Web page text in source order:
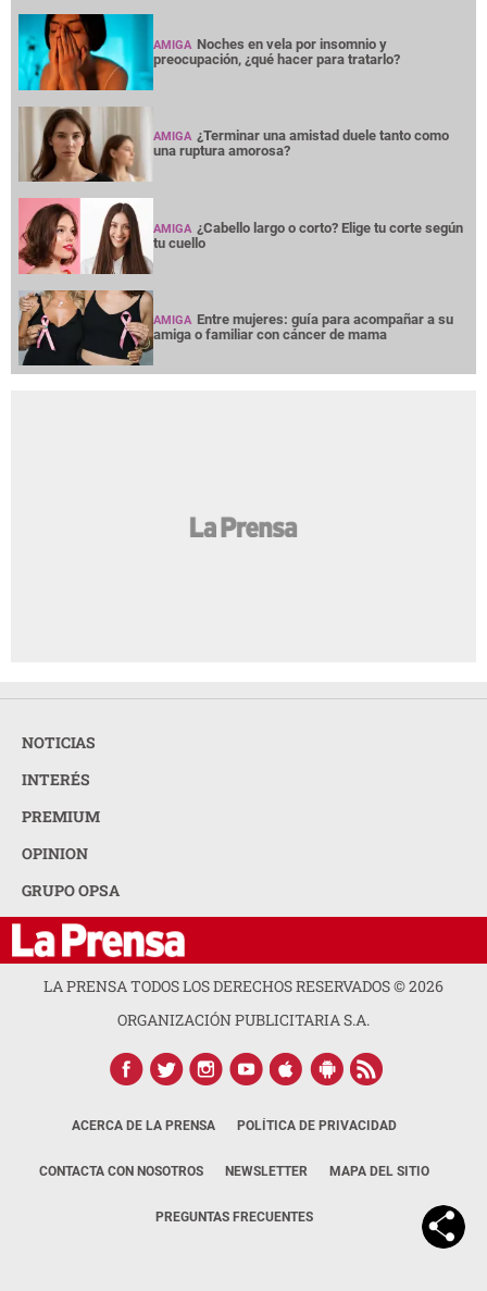
AMIGA Noches en vela por insomnio y
preocupación, ¿qué hacer para tratarlo?
AMIGA ¿Terminar una amistad duele tanto como
una ruptura amorosa?
AMIGA ¿Cabello largo o corto? Elige tu corte según
tu cuello
AMIGA Entre mujeres: guía para acompañar a su
amiga o familiar con cáncer de mama
NOTICIAS
INTERÉS
PREMIUM
OPINION
GRUPO OPSA
LA PRENSA TODOS LOS DERECHOS RESERVADOS ©2026
ORGANIZACIÓN PUBLICITARIA S.A.
ACERCA DE LA PRENSA POLÍTICA DE PRIVACIDAD
CONTACTA CON NOSOTROS NEWSLETTER MAPA DEL SITIO
PREGUNTAS FRECUENTES